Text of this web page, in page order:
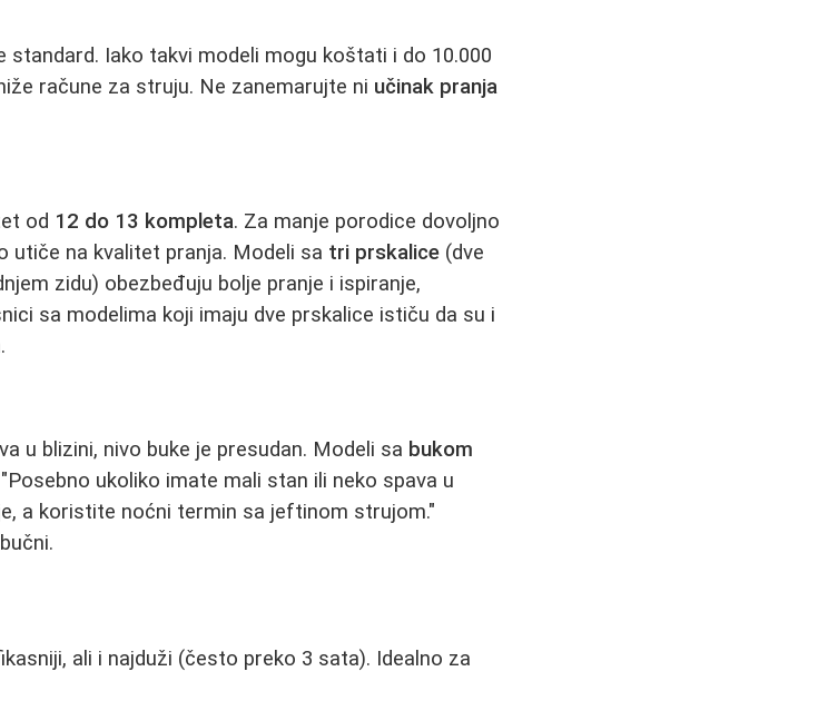
standard. Iako takvi modeli mogu koštati i do 10.000
račune za struju. Ne zanemarujte ni učinak pranja
od 12 do 13 kompleta. Za manje porodice dovoljno
utiče na kvalitet pranja. Modeli sa tri prskalice (dve
zidu) obezbeđuju bolje pranje i ispiranje,
sa modelima koji imaju dve prskalice ističu da su i
u blizini, nivo buke je presudan. Modeli sa bukom
ukoliko imate mali stan ili neko spava u
a koristite noćni termin sa jeftinom strujom."
ali i najduži (često preko 3 sata). Idealno za